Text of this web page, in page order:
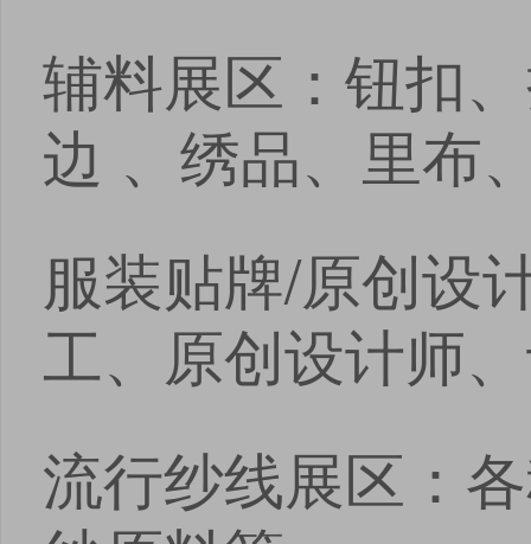
辅料展区：钮扣
边 、绣品、里布
服装贴牌/原创设
工、原创设计师
流行纱线展区：